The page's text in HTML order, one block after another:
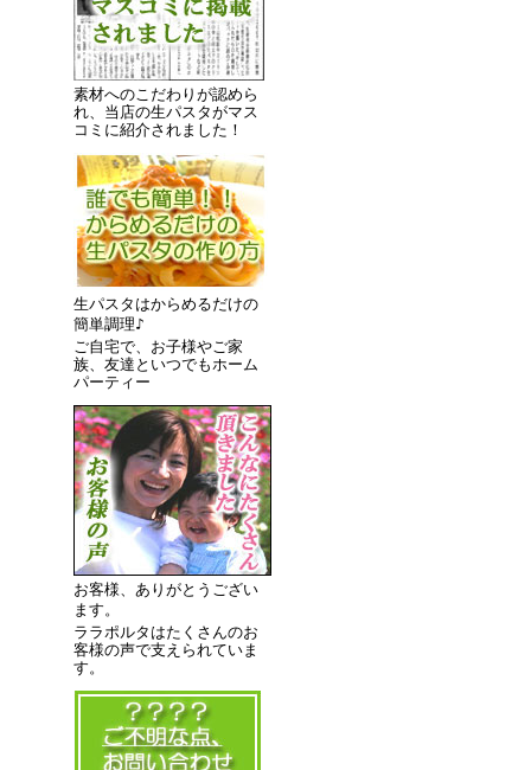
素材へのこだわりが認めら
れ、当店の生パスタがマス
コミに紹介されました！
生パスタはからめるだけの
簡単調理♪
ご自宅で、お子様やご家
族、友達といつでもホーム
パーティー
お客様、ありがとうござい
ます。
ララポルタはたくさんのお
客様の声で支えられていま
す。